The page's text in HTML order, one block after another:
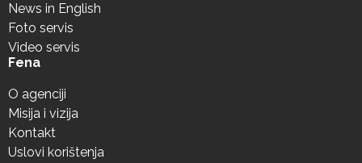
News in English
Foto servis
Video servis
Fena
O agenciji
Misija i vizija
Kontakt
Uslovi korištenja